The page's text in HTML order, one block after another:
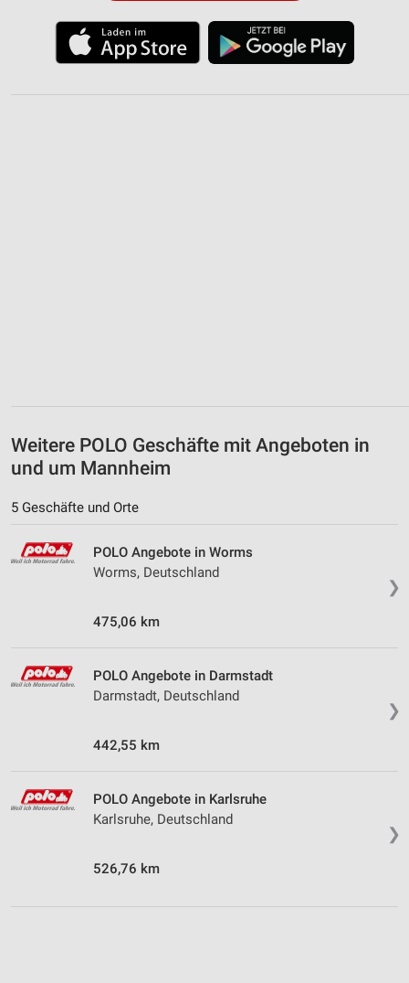
Weitere POLO Geschäfte mit Angeboten in
und um Mannheim
5 Geschäfte und Orte
❯
POLO Angebote in Worms
Worms, Deutschland
475,06 km
❯
POLO Angebote in Darmstadt
Darmstadt, Deutschland
442,55 km
❯
POLO Angebote in Karlsruhe
Karlsruhe, Deutschland
526,76 km